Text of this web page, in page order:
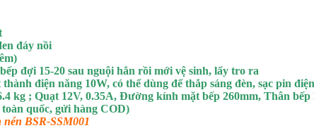
đáy nồi
đợi 15-20 sau nguội hẳn rồi mới vệ sinh, lấy tro ra
điện năng 10W, có thể dùng để thắp sáng đèn, sạc pin
kg ; Quạt 12V, 0.35A, Đường kính mặt bếp 260mm, Thân
quốc, gửi hàng COD)
BSR-SSM001